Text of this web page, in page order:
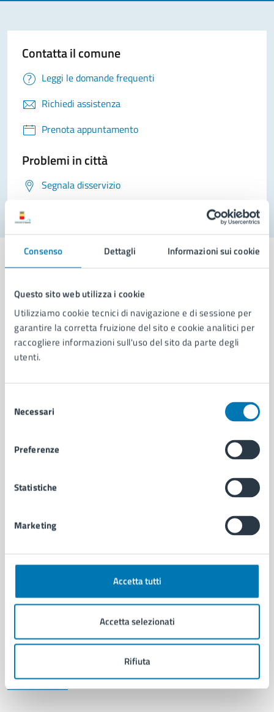
Consenso Dettagli Informazioni sui cookie
Questo sito web utilizza i cookie
Utilizziamo cookie tecnici di navigazione e di sessione per
garantire la corretta fruizione del sito e cookie analitici per
raccogliere informazioni sull'uso del sito da parte degli
utenti.
delNecessari
Preferenze
Statistiche
Marketing
Accetta tutti
Accetta selezionati
Rifiuta
Contatta il comune
Leggi le domande frequenti
Richiedi assistenza
Prenota appuntamento
Problemi in città
Segnala disservizio
Comune di Napoli
AMMINISTRAZIONE
Aree amministrative
Uffici
Enti e fondazioni
Personale amministrativo
CATEGORIE DI SERVIZIO
Autorizzazioni
Documenti e certificati
Giustizia e sicurezza pubblica
Imprese e commercio
Salute, benessere e assistenza
Vita lavorativa